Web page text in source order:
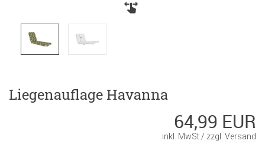
Liegenauflage Havanna
64,99 EUR
inkl. MwSt / zzgl. Versand